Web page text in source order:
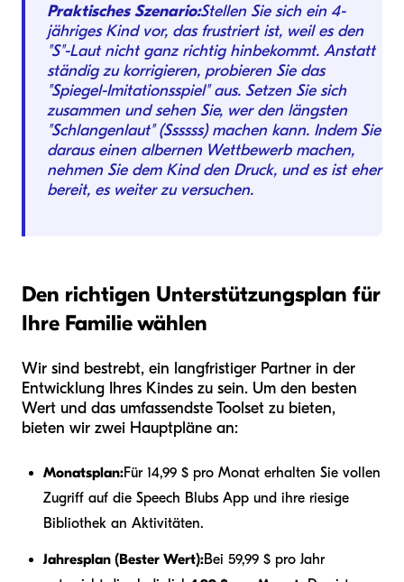
Praktisches Szenario:Stellen Sie sich ein 4-
jähriges Kind vor, das frustriert ist, weil es den
"S"-Laut nicht ganz richtig hinbekommt. Anstatt
ständig zu korrigieren, probieren Sie das
"Spiegel-Imitationsspiel" aus. Setzen Sie sich
zusammen und sehen Sie, wer den längsten
"Schlangenlaut" (Ssssss) machen kann. Indem Sie
daraus einen albernen Wettbewerb machen,
nehmen Sie dem Kind den Druck, und es ist eher
bereit, es weiter zu versuchen.
Den richtigen Unterstützungsplan für
Ihre Familie wählen
Wir sind bestrebt, ein langfristiger Partner in der
Entwicklung Ihres Kindes zu sein. Um den besten
Wert und das umfassendste Toolset zu bieten,
bieten wir zwei Hauptpläne an:
Monatsplan:Für 14,99 $ pro Monat erhalten Sie vollen
Zugriff auf die Speech Blubs App und ihre riesige
Bibliothek an Aktivitäten.
Jahresplan (Bester Wert):Bei 59,99 $ pro Jahr